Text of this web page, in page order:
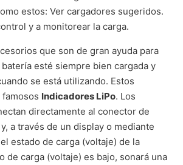
estos: Ver cargadores sugeridos.
y a monitorear la carga.
que son de gran ayuda para
esté siempre bien cargada y
se está utilizando. Estos
Indicadores LiPo. Los
directamente al conector de
a través de un display o mediante
estado de carga (voltaje) de la
de carga (voltaje) es bajo, sonará una